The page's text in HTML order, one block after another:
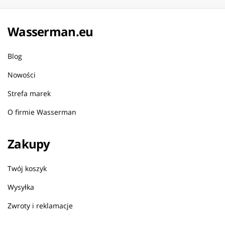
Wasserman.eu
Blog
Nowości
Strefa marek
O firmie Wasserman
Zakupy
Twój koszyk
Wysyłka
Zwroty i reklamacje